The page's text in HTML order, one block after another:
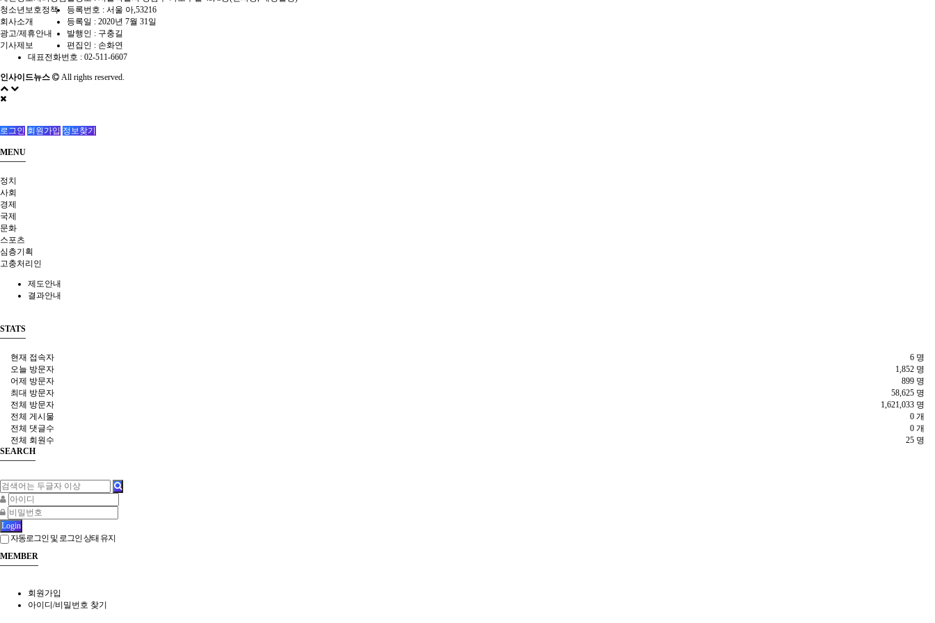
청소년보호정책
회사소개
광고/제휴안내
기사제보
등록번호 : 서울 아,53216
등록일 : 2020년 7월 31일
발행인 : 구충길
편집인 : 손화연
대표전화번호 : 02-511-6607
인사이드뉴스 All rights reserved.
로그인 회원가입 정보찾기
MENU
정치
사회
경제
국제
문화
스포츠
심층기획
고충처리인
제도안내
결과안내
STATS
6 명
현재 접속자
1,852 명
오늘 방문자
899 명
어제 방문자
58,625 명
최대 방문자
1,621,033 명
전체 방문자
0 개
전체 게시물
0 개
전체 댓글수
25 명
전체 회원수
SEARCH
Login
자동로그인 및 로그인 상태 유지
MEMBER
회원가입
아이디/비밀번호 찾기